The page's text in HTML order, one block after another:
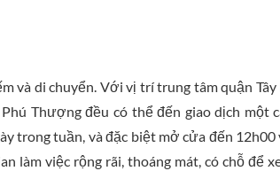
và di chuyển. Với vị trí trung tâm quận Tây
Thượng đều có thể đến giao dịch một
trong tuần, và đặc biệt mở cửa đến 12h00
làm việc rộng rãi, thoáng mát, có chỗ để